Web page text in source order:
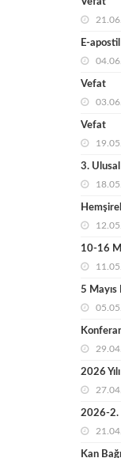
E-
Vefat
Vefat
3.
10-16
5 Mayıs
2026
2026-2.
Kan